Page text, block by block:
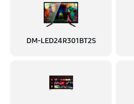
DM-LED24R301BT2S